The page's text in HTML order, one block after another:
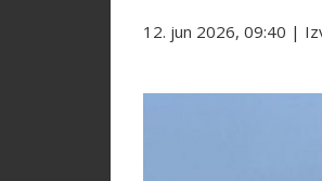
12. jun 2026, 09:40 |